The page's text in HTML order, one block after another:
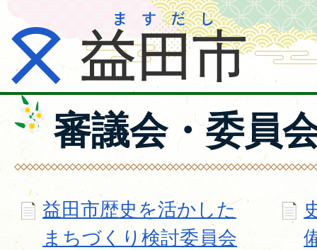
審議会・委員
益田市歴史を活かした
まちづくり検討委員会